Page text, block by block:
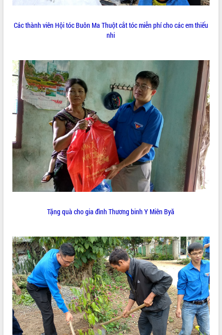
THỐNG KÊ TRUY CẬP
Tất cả: 66049559
Các thành viên Hội tóc Buôn Ma Thuột cắt tóc miễn phí cho các em thiếu
nhi
Tặng quà cho gia đình Thương binh Y Miên Byă